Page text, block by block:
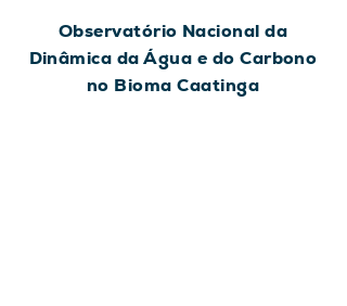
Observatório Nacional da
Dinâmica da Água e do Carbono
no Bioma Caatinga